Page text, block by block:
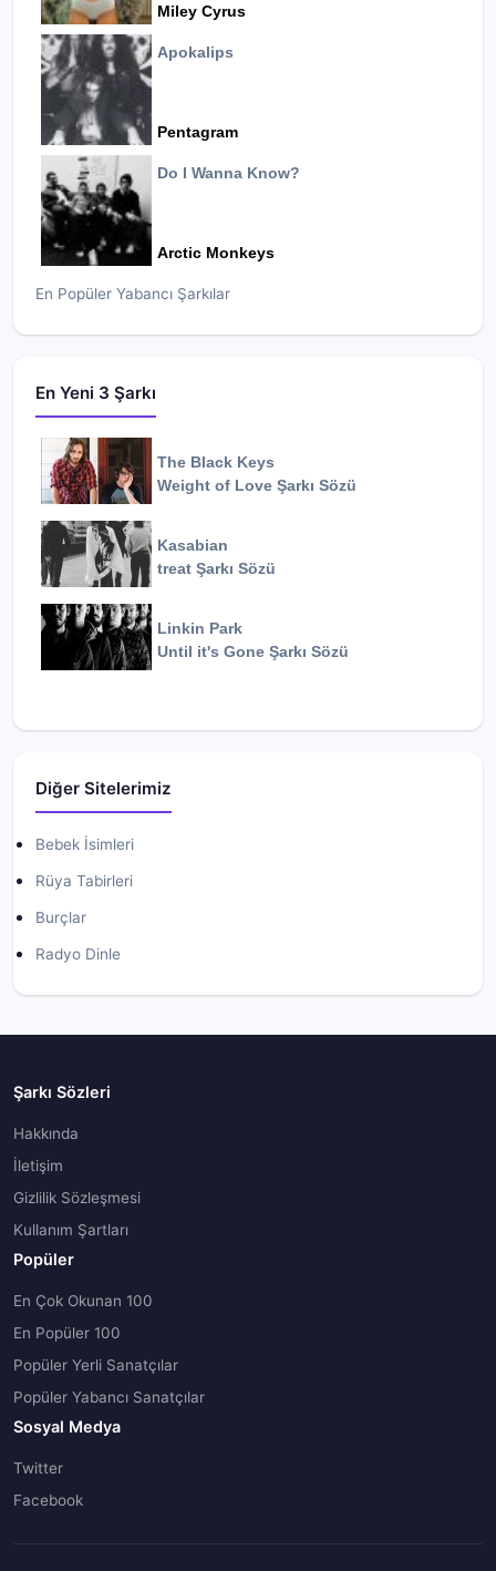
Miley Cyrus
Apokalips
Pentagram
Do I Wanna Know?
Arctic Monkeys
En Popüler Yabancı Şarkılar
En Yeni 3 Şarkı
The Black Keys
Weight of Love Şarkı Sözü
Kasabian
treat Şarkı Sözü
Linkin Park
Until it's Gone Şarkı Sözü
Diğer Sitelerimiz
Bebek İsimleri
Rüya Tabirleri
Burçlar
Radyo Dinle
Şarkı Sözleri
Hakkında
İletişim
Gizlilik Sözleşmesi
Kullanım Şartları
Popüler
En Çok Okunan 100
En Popüler 100
Popüler Yerli Sanatçılar
Popüler Yabancı Sanatçılar
Sosyal Medya
Twitter
Facebook